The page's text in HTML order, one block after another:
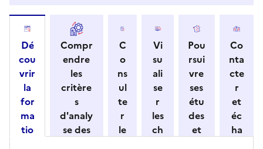
Dé
cou
vrir
la
for
ma
tio
Compr
endre
les
critère
s
d'analy
se des
C
o
ns
ul
te
r
le
Vi
su
ali
se
r
les
ch
Pou
rsui
vre
ses
étu
des
et
Co
nta
cte
r
et
éc
ha